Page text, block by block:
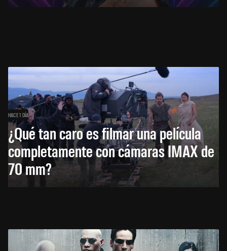
HACE 1 DÍA
¿Qué tan caro es filmar una película
completamente con cámaras IMAX de
70 mm?